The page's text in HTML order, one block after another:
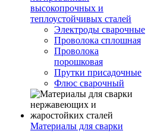
высокопрочных и
теплоустойчивых сталей
Электроды сварочные
Проволока сплошная
Проволока
порошковая
Прутки присадочные
Флюс сварочный
Материалы для сварки